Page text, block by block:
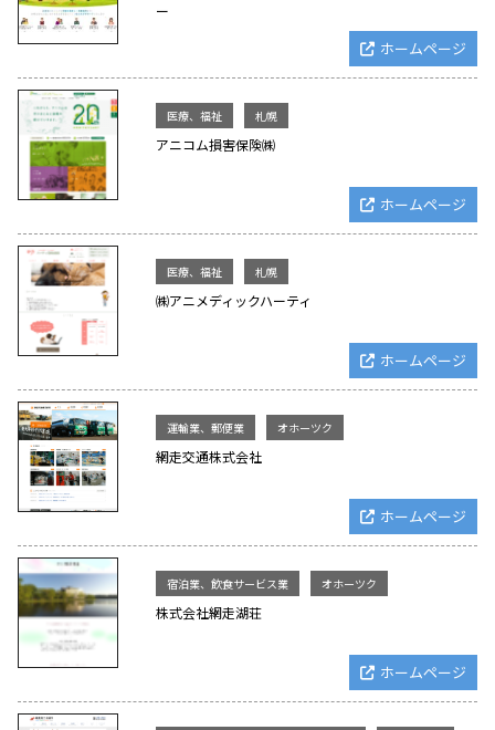
ー
ホームページ
医療、福祉 札幌
アニコム損害保険㈱
ホームページ
医療、福祉 札幌
㈱アニメディックハーティ
ホームページ
運輸業、郵便業 オホーツク
網走交通株式会社
ホームページ
宿泊業、飲食サービス業 オホーツク
株式会社網走湖荘
ホームページ